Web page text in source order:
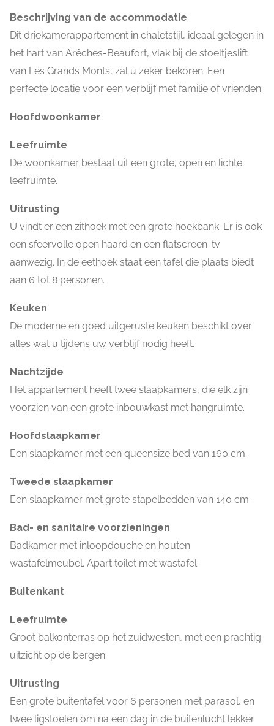
Beschrijving van de accommodatie
Dit driekamerappartement in chaletstijl, ideaal gelegen in
het hart van Arêches-Beaufort, vlak bij de stoeltjeslift
van Les Grands Monts, zal u zeker bekoren. Een
perfecte locatie voor een verblijf met familie of vrienden.
Hoofdwoonkamer
Leefruimte
De woonkamer bestaat uit een grote, open en lichte
leefruimte.
Uitrusting
U vindt er een zithoek met een grote hoekbank. Er is ook
een sfeervolle open haard en een flatscreen-tv
aanwezig. In de eethoek staat een tafel die plaats biedt
aan 6 tot 8 personen.
Keuken
De moderne en goed uitgeruste keuken beschikt over
alles wat u tijdens uw verblijf nodig heeft.
Nachtzijde
Het appartement heeft twee slaapkamers, die elk zijn
voorzien van een grote inbouwkast met hangruimte.
Hoofdslaapkamer
Een slaapkamer met een queensize bed van 160 cm.
Tweede slaapkamer
Een slaapkamer met grote stapelbedden van 140 cm.
Bad- en sanitaire voorzieningen
Badkamer met inloopdouche en houten
wastafelmeubel. Apart toilet met wastafel.
Buitenkant
Leefruimte
Groot balkonterras op het zuidwesten, met een prachtig
uitzicht op de bergen.
Uitrusting
Een grote buitentafel voor 6 personen met parasol, en
twee ligstoelen om na een dag in de buitenlucht lekker